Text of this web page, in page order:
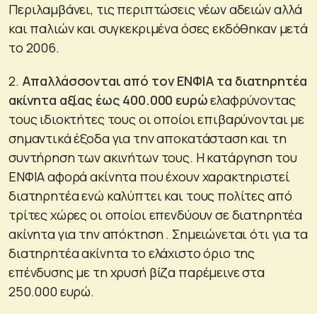
Περιλαμβάνει, τις περιπτώσεις νέων αδειών αλλά
και παλιών και συγκεκριμένα όσες εκδόθηκαν μετά
το 2006.
2. Απαλλάσσονται από τον ΕΝΦΙΑ τα διατηρητέα
ακίνητα αξίας έως 400.000 ευρώελαφρύνοντας
τους ιδιοκτήτες τους οι οποίοι επιβαρύνονται με
σημαντικά έξοδα για την αποκατάσταση και τη
συντήρηση των ακινήτων τους. Η κατάργηση του
ΕΝΦΙΑ αφορά ακίνητα που έχουν χαρακτηριστεί
διατηρητέα ενώ καλύπτει και τους πολίτες από
τρίτες χώρες οι οποίοι επενδύουν σε διατηρητέα
ακίνητα για την απόκτηση . Σημειώνεται ότι για τα
διατηρητέα ακίνητα το ελάχιστο όριο της
επένδυσης με τη χρυσή βίζα παρέμεινε στα
250.000 ευρώ.